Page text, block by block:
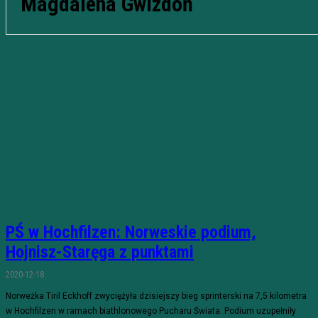
PŚ w Hochfilzen: Norweskie podium,
Hojnisz-Staręga z punktami
2020-12-18
Norweżka Tiril Eckhoff zwyciężyła dzisiejszy bieg sprinterski na 7,5 kilometra
w Hochfilzen w ramach biathlonowego Pucharu Świata. Podium uzupełniły